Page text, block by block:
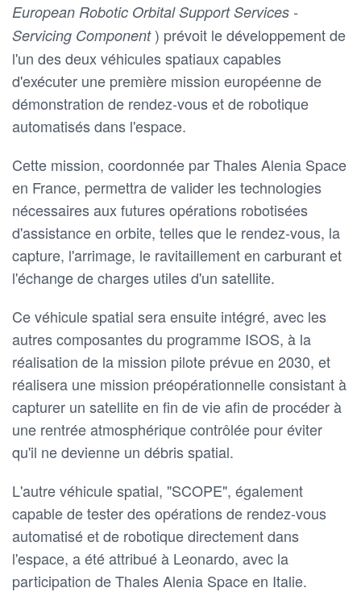
European Robotic Orbital Support Services -
Servicing Component ) prévoit le développement de
l'un des deux véhicules spatiaux capables
d'exécuter une première mission européenne de
démonstration de rendez-vous et de robotique
automatisés dans l'espace.
Cette mission, coordonnée par Thales Alenia Space
en France, permettra de valider les technologies
nécessaires aux futures opérations robotisées
d'assistance en orbite, telles que le rendez-vous, la
capture, l'arrimage, le ravitaillement en carburant et
l'échange de charges utiles d'un satellite.
Ce véhicule spatial sera ensuite intégré, avec les
autres composantes du programme ISOS, à la
réalisation de la mission pilote prévue en 2030, et
réalisera une mission préopérationnelle consistant à
capturer un satellite en fin de vie afin de procéder à
une rentrée atmosphérique contrôlée pour éviter
qu'il ne devienne un débris spatial.
L'autre véhicule spatial, "SCOPE", également
capable de tester des opérations de rendez-vous
automatisé et de robotique directement dans
l'espace, a été attribué à Leonardo, avec la
participation de Thales Alenia Space en Italie.